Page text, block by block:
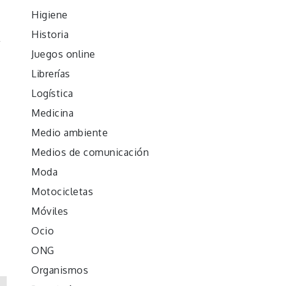
Higiene
Historia
Juegos online
Librerías
Logística
Medicina
Medio ambiente
Medios de comunicación
Moda
Motocicletas
Móviles
Ocio
ONG
Organismos